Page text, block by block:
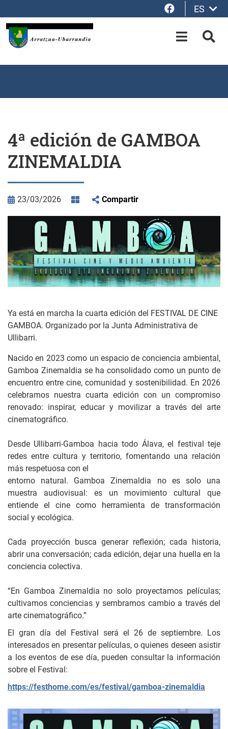
Facebook
ES
OPEN-
4ª edición de GAMBOA
ZINEMALDIA
23/03/2026 Compartir
Ya está en marcha la cuarta edición del FESTIVAL DE CINE
GAMBOA. Organizado por la Junta Administrativa de
Ullibarri.
Nacido en 2023 como un espacio de conciencia ambiental,
Gamboa Zinemaldia se ha consolidado como un punto de
encuentro entre cine, comunidad y sostenibilidad. En 2026
celebramos nuestra cuarta edición con un compromiso
renovado: inspirar, educar y movilizar a través del arte
cinematográfico.
Desde Ullibarri-Gamboa hacia todo Álava, el festival teje
redes entre cultura y territorio, fomentando una relación
más respetuosa con el
entorno natural. Gamboa Zinemaldia no es solo una
muestra audiovisual: es un movimiento cultural que
entiende el cine como herramienta de transformación
social y ecológica.
Cada proyección busca generar reflexión; cada historia,
abrir una conversación; cada edición, dejar una huella en la
conciencia colectiva.
“En Gamboa Zinemaldia no solo proyectamos películas;
cultivamos conciencias y sembramos cambio a través del
arte cinematográfico.”
El gran día del Festival será el 26 de septiembre. Los
interesados ​​en presentar películas, o quienes deseen asistir
a los eventos de ese día, pueden consultar la información
sobre el Festival:
https://festhome.com/es/festival/gamboa-zinemaldia